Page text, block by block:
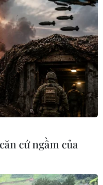
cứ ngầm của